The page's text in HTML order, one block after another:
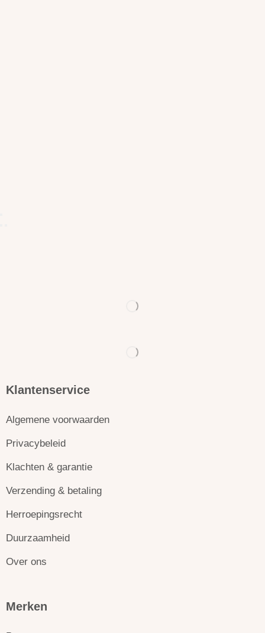
Klantenservice
Algemene voorwaarden
Privacybeleid
Klachten & garantie
Verzending & betaling
Herroepingsrecht
Duurzaamheid
Over ons
Merken